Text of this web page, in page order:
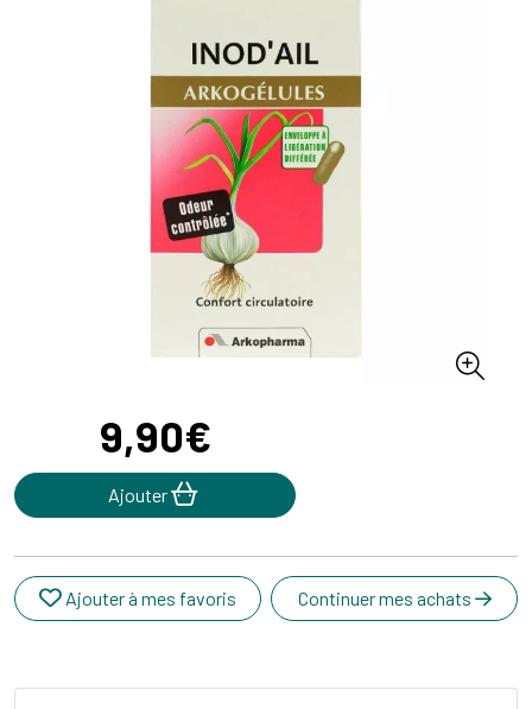
9,90€
Ajouter
Ajouter à mes favoris Continuer mes achats